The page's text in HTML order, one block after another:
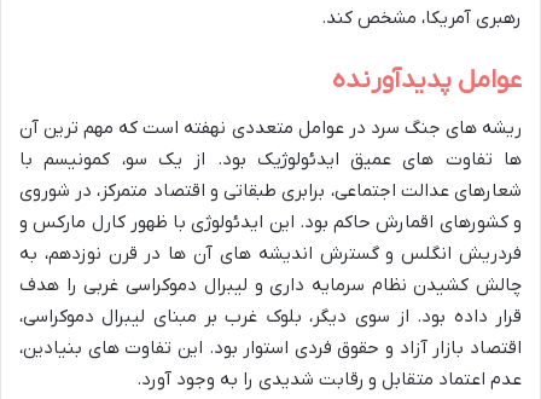
رهبری آمریکا، مشخص کند.
عوامل پدیدآورنده
ریشه های جنگ سرد در عوامل متعددی نهفته است که مهم ترین آن
ها تفاوت های عمیق ایدئولوژیک بود. از یک سو، کمونیسم با
شعارهای عدالت اجتماعی، برابری طبقاتی و اقتصاد متمرکز، در شوروی
و کشورهای اقمارش حاکم بود. این ایدئولوژی با ظهور کارل مارکس و
فردریش انگلس و گسترش اندیشه های آن ها در قرن نوزدهم، به
چالش کشیدن نظام سرمایه داری و لیبرال دموکراسی غربی را هدف
قرار داده بود. از سوی دیگر، بلوک غرب بر مبنای لیبرال دموکراسی،
اقتصاد بازار آزاد و حقوق فردی استوار بود. این تفاوت های بنیادین،
عدم اعتماد متقابل و رقابت شدیدی را به وجود آورد.